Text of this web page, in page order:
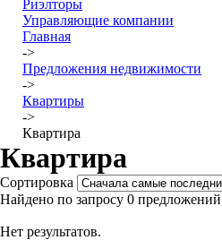
Риэлторы
Управляющие компании
Главная
->
Предложения недвижимости
->
Квартиры
->
Квартира
Квартира
Сортировка
Найдено по запросу 0 предложений
Нет результатов.